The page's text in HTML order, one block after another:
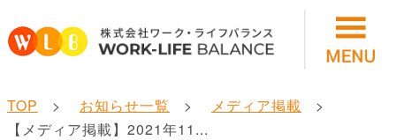
TOP お知らせ一覧
メディア掲載
【メディア掲載】2021年11...